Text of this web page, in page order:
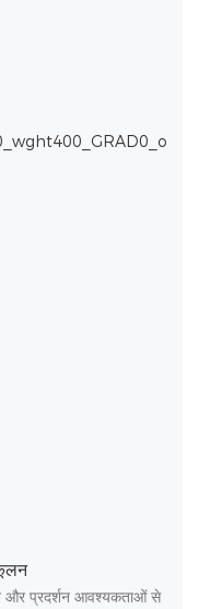
और प्रदर्शन आवश्यकताओं से